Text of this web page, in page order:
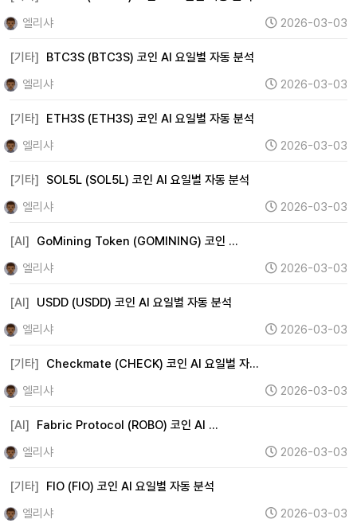
엘리샤
2026-03-03
[기타]
BTC3S (BTC3S) 코인 AI 요일별 자동 분석
엘리샤
2026-03-03
[기타]
ETH3S (ETH3S) 코인 AI 요일별 자동 분석
엘리샤
2026-03-03
[기타]
SOL5L (SOL5L) 코인 AI 요일별 자동 분석
엘리샤
2026-03-03
[AI]
GoMining Token (GOMINING) 코인 …
엘리샤
2026-03-03
[AI]
USDD (USDD) 코인 AI 요일별 자동 분석
엘리샤
2026-03-03
[기타]
Checkmate (CHECK) 코인 AI 요일별 자…
엘리샤
2026-03-03
[AI]
Fabric Protocol (ROBO) 코인 AI …
엘리샤
2026-03-03
[기타]
FIO (FIO) 코인 AI 요일별 자동 분석
엘리샤
2026-03-03